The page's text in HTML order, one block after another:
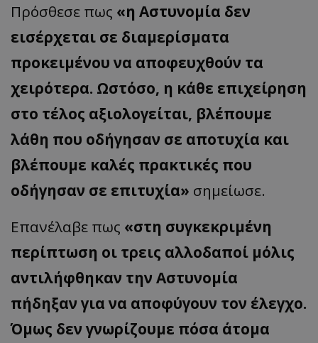
Πρόσθεσε πως «η Αστυνομία δεν
εισέρχεται σε διαμερίσματα
προκειμένου να αποφευχθούν τα
χειρότερα. Ωστόσο, η κάθε επιχείρηση
στο τέλος αξιολογείται, βλέπουμε
λάθη που οδήγησαν σε αποτυχία και
βλέπουμε καλές πρακτικές που
οδήγησαν σε επιτυχία» σημείωσε.
Επανέλαβε πως «στη συγκεκριμένη
περίπτωση οι τρεις αλλοδαποί μόλις
αντιλήφθηκαν την Αστυνομία
πήδηξαν για να αποφύγουν τον έλεγχο.
Όμως δεν γνωρίζουμε πόσα άτομα